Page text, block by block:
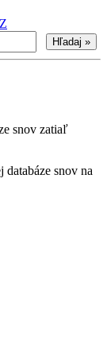
Z
snov zatiaľ
snov na